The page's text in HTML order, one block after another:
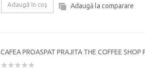
Adaugă în coş Adaugă la comparare
CAFEA PROASPAT PRAJITA THE COFFEE SHOP